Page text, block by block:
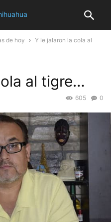
de hoy
Y le jalaron la cola al
al tigre…
0
605